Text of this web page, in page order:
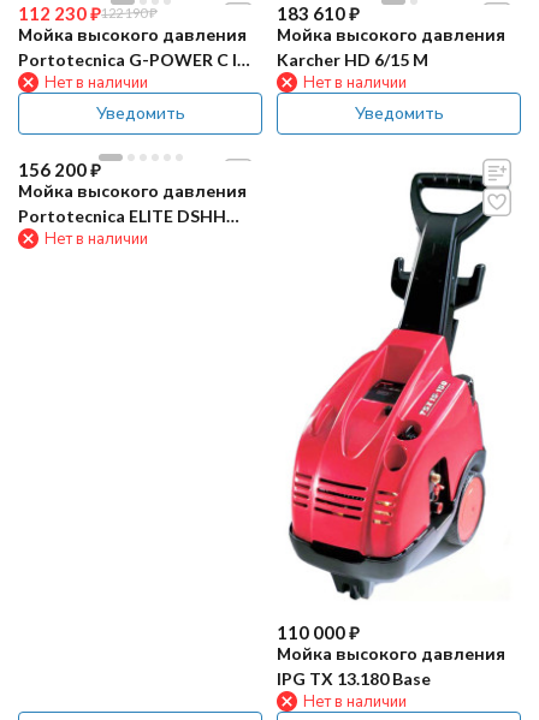
112 230₽122 190₽
Мойка высокого давления
Portotecnica G-POWER C I
1509P M
Нет в наличии
Уведомить
183 610₽
Мойка высокого давления
Karcher HD 6/15 M
Нет в наличии
Уведомить
156 200₽
Мойка высокого давления
Portotecnica ELITE DSHH
2840TНет в наличии
110 000₽
Мойка высокого давления
IPG TX 13.180 Base
Нет в наличии